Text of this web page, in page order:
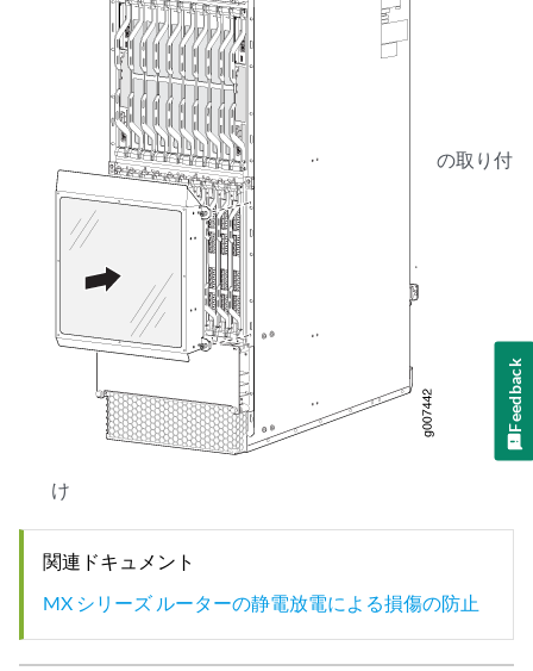
の取り付
け
関連ドキュメント
MX シリーズ ルーターの静電放電による損傷の防止
Feedback